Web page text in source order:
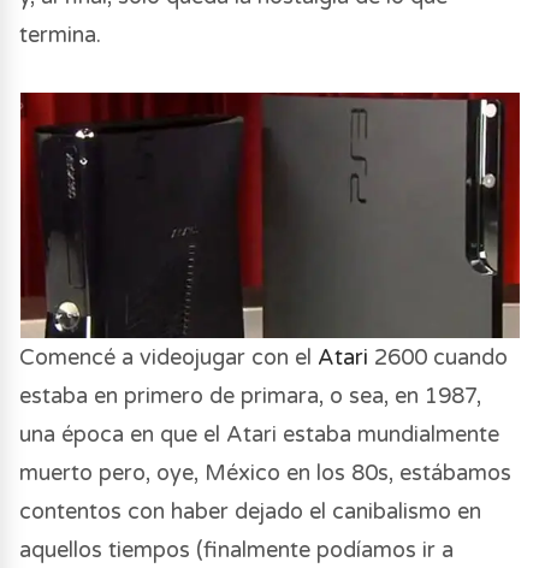
termina.
Comencé a videojugar con el Atari 2600 cuando
estaba en primero de primara, o sea, en 1987,
una época en que el Atari estaba mundialmente
muerto pero, oye, México en los 80s, estábamos
contentos con haber dejado el canibalismo en
aquellos tiempos (finalmente podíamos ir a